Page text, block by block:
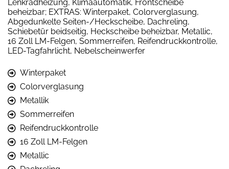
Lenkradheizung, Klimaautomatik, Frontscheibe
beheizbar; EXTRAS: Winterpaket, Colorverglasung,
Abgedunkelte Seiten-/Heckscheibe, Dachreling,
Schiebetür beidseitig, Heckscheibe beheizbar, Metallic,
16 Zoll LM-Felgen, Sommerreifen, Reifendruckkontrolle,
LED-Tagfahrlicht, Nebelscheinwerfer
Winterpaket
Colorverglasung
Metallik
Sommerreifen
Reifendruckkontrolle
16 Zoll LM-Felgen
Metallic